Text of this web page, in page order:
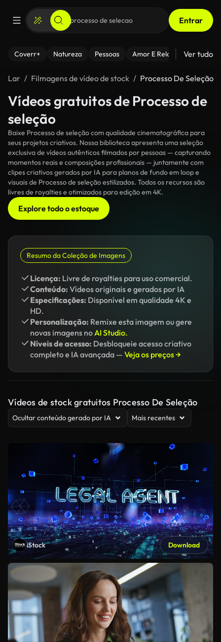
Entrar
Coverr+ Natureza Pessoas Amor E Relacionamentos
Ver tudo
Lar Filmagens de vídeo de stock Processo De Seleção
Vídeos gratuitos de Processo de
seleção
Baixe Processo de seleção com qualidade cinematográfica para
seus projetos criativos. Nossa biblioteca apresenta uma seleção
exclusiva de vídeos autênticos filmados por pessoas — capturando
momentos reais e composições profissionais — juntamente com
clipes criativos gerados por IA para planos de fundo em loop e
visuais de Processo de seleção estilizados. Todos os recursos são
livres de royalties e otimizados para edição em 4K.
Explore todo o estoque
Resumo da Coleção de Imagens
Licença: Livre de royalties para uso comercial.
Conteúdo: Vídeos originais e gerados por IA
Especificações: Disponível em qualidade 4K e
HD.
Personalização: Remixe esta imagem ou gere
novas imagens noAI Studio.
Níveis de acesso: Desbloqueie acesso criativo
completo e IA avançada — Veja os preços →
Vídeos de stock gratuitos Processo De Seleção
Ocultar conteúdo gerado por IA Mais recentes
iStock Download